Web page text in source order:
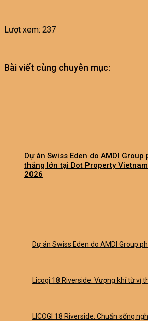
Lượt xem: 237
Bài viết cùng chuyên mục:
Dự án Swiss Eden do AMDI Group
thắng lớn tại Dot Property
2026
Dự án Swiss Eden do AMDI Group
Licogi 18 Riverside: Vượng khí từ vị
LICOGI 18 Riverside: Chuẩn sống